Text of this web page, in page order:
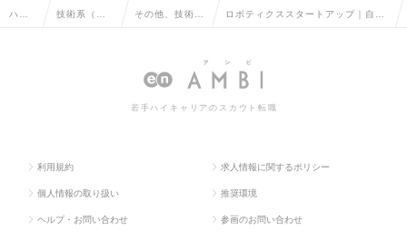
ハイ 技術系（機 その他、技術系
ロ・自動車）の
ロボティクススタートアップ｜自動
革を起こすプロダクトマネージャー
若手ハイキャリアのスカウト転職
利用規約 求人情報に関するポリシー
個人情報の取り扱い 推奨環境
ヘルプ・お問い合わせ 参画のお問い合わせ